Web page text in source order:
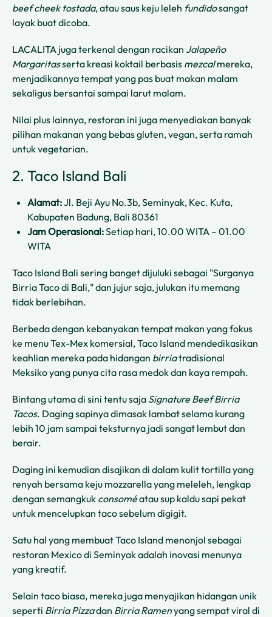
beef cheek tostada, atau saus keju leleh fundidosangat
layak buat dicoba.
LACALITA juga terkenal dengan racikan Jalapeño
Margaritasserta kreasi koktail berbasis mezcalmereka,
menjadikannya tempat yang pas buat makan malam
sekaligus bersantai sampai larut malam.
Nilai plus lainnya, restoran ini juga menyediakan banyak
pilihan makanan yang bebas gluten, vegan, serta ramah
untuk vegetarian.
2. Taco Island Bali
Alamat:Jl. Beji Ayu No.3b, Seminyak, Kec. Kuta,
Kabupaten Badung, Bali 80361
Jam Operasional:Setiap hari, 10.00 WITA – 01.00
WITA
Taco Island Bali sering banget dijuluki sebagai "Surganya
Birria Taco di Bali," dan jujur saja, julukan itu memang
tidak berlebihan.
Berbeda dengan kebanyakan tempat makan yang fokus
ke menu Tex-Mex komersial, Taco Island mendedikasikan
keahlian mereka pada hidangan birriatradisional
Meksiko yang punya cita rasa medok dan kaya rempah.
Bintang utama di sini tentu saja Signature Beef Birria
Tacos. Daging sapinya dimasak lambat selama kurang
lebih 10 jam sampai teksturnya jadi sangat lembut dan
berair.
Daging ini kemudian disajikan di dalam kulit tortilla yang
renyah bersama keju mozzarella yang meleleh, lengkap
dengan semangkuk consoméatau sup kaldu sapi pekat
untuk mencelupkan taco sebelum digigit.
Satu hal yang membuat Taco Island menonjol sebagai
restoran Mexico di Seminyak adalah inovasi menunya
yang kreatif.
Selain taco biasa, mereka juga menyajikan hidangan unik
seperti Birria Pizzadan Birria Ramenyang sempat viral di